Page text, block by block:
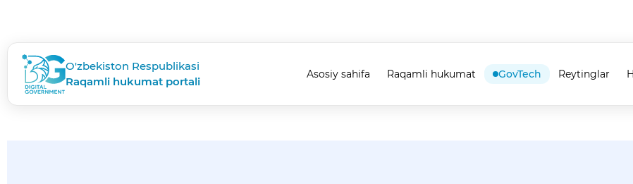
O'zbekiston Respublikasi
Raqamli hukumat portali
Asosiy sahifa Raqamli hukumat GovTech Reytinglar